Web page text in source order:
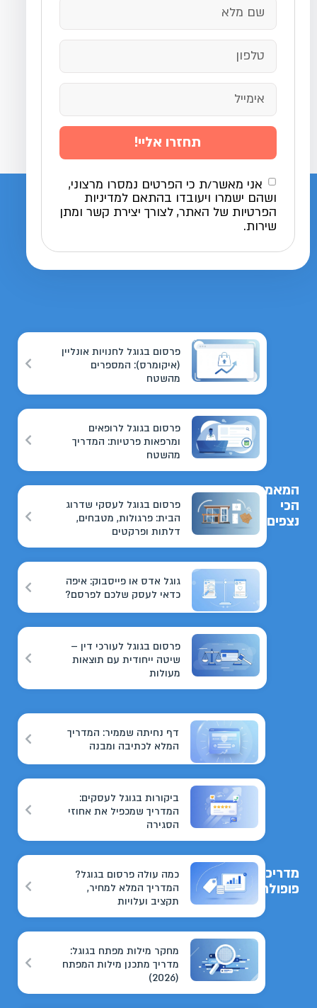
אני מאשר/ת כי הפרטים נמסרו מרצוני,
ושהם ישמרו ויעובדו בהתאם למדיניות
הפרטיות של האתר, לצורך יצירת קשר ומתן
שירות.
תחזרו אליי!
המאמרים
הכי
נצפים
פרסום בגוגל לחנויות אונליין
(איקומרס): המספרים
מהשטח
פרסום בגוגל לרופאים
ומרפאות פרטיות: המדריך
מהשטח
פרסום בגוגל לעסקי שדרוג
הבית: פרגולות, מטבחים,
דלתות ופרקטים
גוגל אדס או פייסבוק: איפה
כדאי לעסק שלכם לפרסם?
פרסום בגוגל לעורכי דין –
שיטה ייחודית עם תוצאות
מעולות
מדריכים
פופולריים
דף נחיתה שממיר: המדריך
המלא לכתיבה ומבנה
ביקורות בגוגל לעסקים:
המדריך שמכפיל את אחוזי
הסגירה
כמה עולה פרסום בגוגל?
המדריך המלא למחיר,
תקציב ועלויות
מחקר מילות מפתח בגוגל:
מדריך מתכנן מילות המפתח
(2026)